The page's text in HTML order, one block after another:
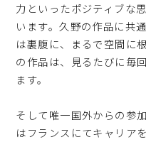
力といったポジティブな
います。久野の作品に共
は裏腹に、まるで空間に
の作品は、見るたびに毎
ます。
そして唯一国外からの参
はフランスにてキャリア